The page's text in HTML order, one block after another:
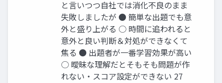
と言いつつ自社では消化不良のまま
失敗しましたが ● 簡単な出題でも意
外と盛り上がる ○ 時間に追われると
意外と良い判断＆対処ができなくて
焦る ● 出題者が一番学習効果が高い
○ 曖昧な理解だとそもそも問題が作
れない・スコア設定ができない 27